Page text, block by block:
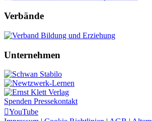
Verbände
Unternehmen
Spenden Pressekontakt
YouTube